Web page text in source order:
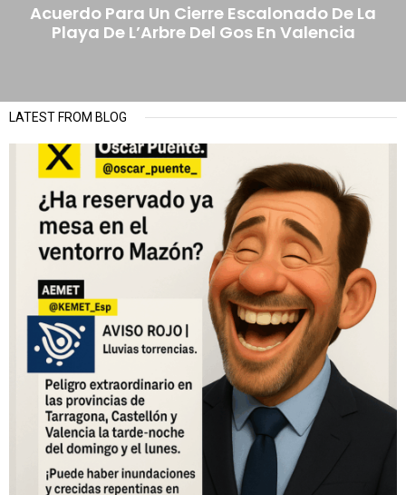
Acuerdo Para Un Cierre Escalonado De La
Playa De L’Arbre Del Gos En Valencia
LATEST FROM BLOG